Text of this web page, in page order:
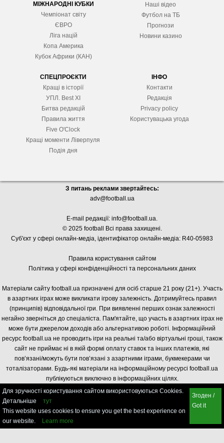
МІЖНАРОДНІ КУБКИ
Чемпіонат світу
ЄВРО
Ліга націй
Копа Америка
Кубок Африки (КАН)
Наші відео
Футбол на ТБ
Прогнози
Новини казино
СПЕЦПРОЄКТИ
Кращі в історії
УПЛ. Best XІ
Битва редакцій
Правила життя
Five O'Clock
Кращі моменти Ліверпуля
Подія дня
ІНФО
Контакти
Редакція
Privacy policy
Користувацька угода
З питань реклами звертайтесь:
adv@football.ua
E-mail редакції: info@football.ua.
© 2025 football Всі права захищені.
Суб'єкт у сфері онлайн-медіа, ідентифікатор онлайн-медіа: R40-05983
Правила користування сайтом
Політика у сфері конфіденційності та персональних даних
Матеріали сайту football.ua призначені для осіб старше 21 року (21+). Участь
в азартних іграх може викликати ігрову залежність. Дотримуйтесь правил
(принципів) відповідальної гри. При виявленні перших ознак залежності
негайно зверніться до спеціаліста. Пам'ятайте, що участь в азартних іграх не
може бути джерелом доходів або альтернативою роботі. Інформаційний
ресурс football.ua не проводить ігри на реальні та/або віртуальні гроші, також
сайт не приймає ні в якій формі оплату ставок та інших платежів, які
пов’язані/можуть бути пов’язані з азартними іграми, букмекерами чи
тоталізаторами. Будь-які матеріали на інформаційному ресурсі football.ua
публікуються виключно в інформаційних цілях.
Для зручності користування сайтом використовуються Cookies.
Детальніше
тут
This website uses cookies to ensure you get the best experience on
our website.
Learn more
Згоден /
Got it